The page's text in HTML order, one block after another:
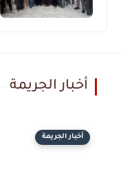
أخبار الجريمة
أخبار الجريمة